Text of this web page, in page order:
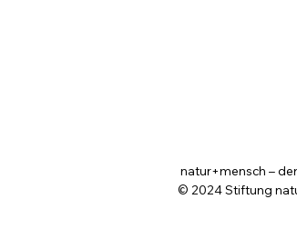
natur+mensch –
© 2024 Stiftung